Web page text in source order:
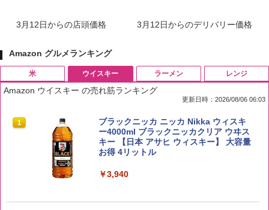
3月12日からの店頭価格 3月12日からのデリバリー価格
Amazon グルメランキング
米
1 by Amazon 国産ブレンド米 精米 5kg
￥2,650
ウイスキー
Amazon ウイスキー の売れ筋ランキング
更新日時：2026/08/06 06:03
1
ブラックニッカ ニッカ Nikka ウィスキ
ー4000ml ブラックニッカクリア ウヰス
キー 【日本 アサヒ ウィスキー】 大容量
お得 4リットル
￥3,940
ラーメン レンジ